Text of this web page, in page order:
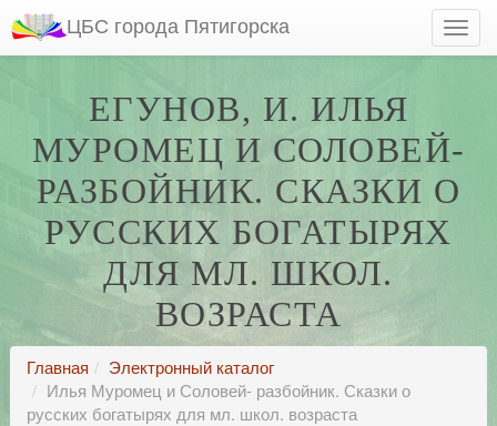
ЦБС города Пятигорска
ЕГУНОВ, И. ИЛЬЯ
МУРОМЕЦ И СОЛОВЕЙ-
РАЗБОЙНИК. СКАЗКИ О
РУССКИХ БОГАТЫРЯХ
ДЛЯ МЛ. ШКОЛ.
ВОЗРАСТА
Главная
Электронный каталог
Илья Муромец и Соловей- разбойник. Сказки о
русских богатырях для мл. школ. возраста